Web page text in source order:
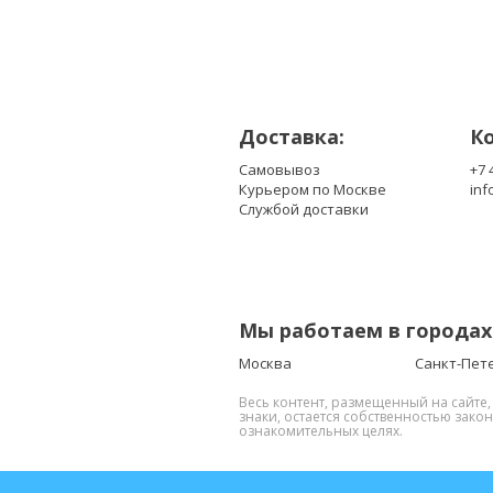
Доставка:
Самовывоз
Курьером по Москве
Службой доставки
+7
Мы работаем в
Москва Санкт-
Весь контент, размещенный на
знаки, остается собственностью
ознакомительных целях.